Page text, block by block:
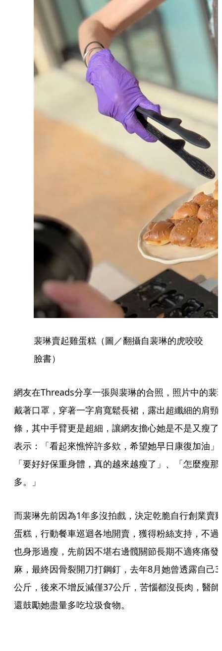
裴琳賣起雞蛋糕（圖／翻攝自裴琳的虎咬咬
臉書）
網友在Threads分享一張與裴琳的合照，照片中的裴
戴著口罩，穿著一字肩寬鬆長裙，露出超纖細的肩頸
條，其中手臂更是超細，讓網友擔心她是不是又瘦了
表示：「看起來憔悴許多欸，希望她早日康復加油」
「要好好保重身體，真的越來越瘦了」、「怎麼瘦那
多。」
而裴琳先前因為1年多沒拍戲，決定乾脆自行創業賣
蛋糕，行動餐車巡迴各地開賣，獲得粉絲支持，不過
也身形過瘦，先前因不堪右邊髖關節長期不適疼痛發
麻，最終因骨裂開刀打鋼釘，去年8月她曾透露自己
公斤，後來不增反減僅37公斤，苦惱都沒長肉，醫師
還鼓勵她盡量多吃垃圾食物。